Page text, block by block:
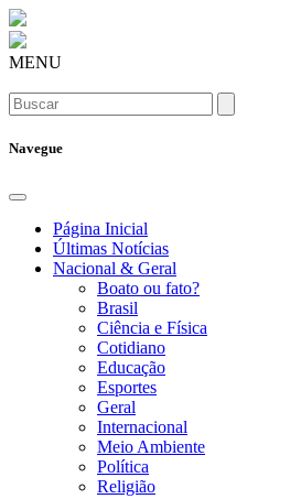
MENU
Navegue
Página Inicial
Últimas Notícias
Nacional & Geral
Boato ou fato?
Brasil
Ciência e Física
Cotidiano
Educação
Esportes
Geral
Internacional
Meio Ambiente
Política
Religião